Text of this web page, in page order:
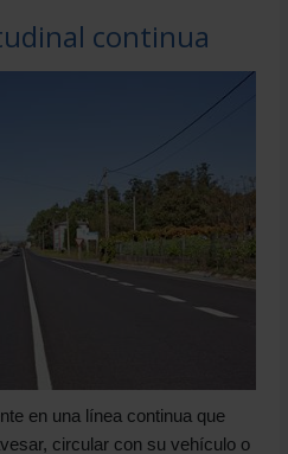
continua
en una línea continua que
circular con su vehículo o